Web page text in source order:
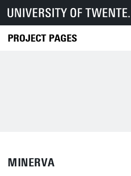
PROJECT PAGES
MINERVA